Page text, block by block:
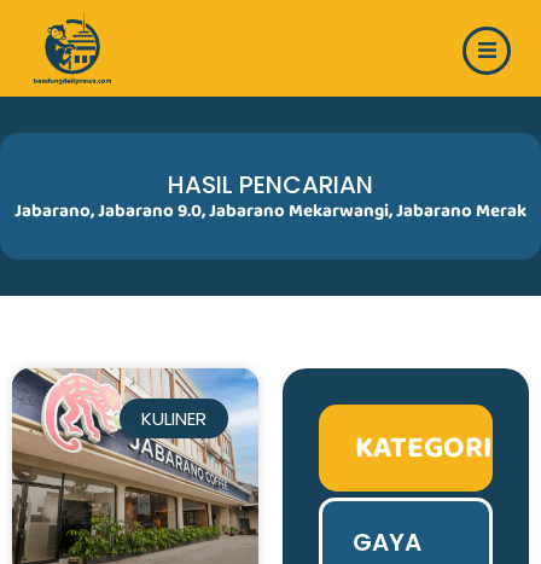
content
HASIL PENCARIAN
Jabarano,Jabarano 9.0,Jabarano Mekarwangi,Jabarano Merak
KULINER
KATEGORI
GAYA